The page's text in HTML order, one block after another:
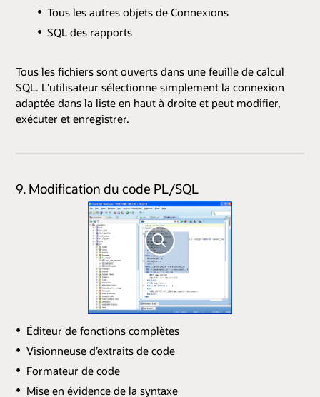
Tous les autres objets de Connexions
SQL des rapports
Tous les fichiers sont ouverts dans une feuille de calcul
SQL. L’utilisateur sélectionne simplement la connexion
adaptée dans la liste en haut à droite et peut modifier,
exécuter et enregistrer.
9. Modification du code PL/SQL
Éditeur de fonctions complètes
Visionneuse d’extraits de code
Formateur de code
Mise en évidence de la syntaxe